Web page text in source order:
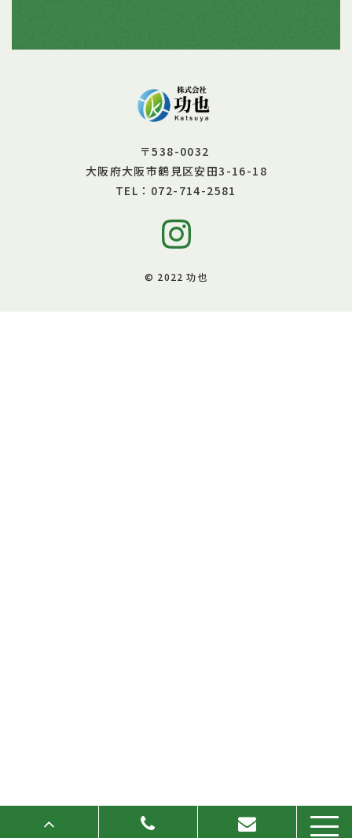
〒538-0032
大阪府大阪市鶴見区安田3-16-18
TEL： 072-714-2581
© 2022 功也